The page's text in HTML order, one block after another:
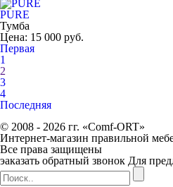
PURE
Тумба
Цена: 15 000 руб.
Первая
1
2
3
4
Последняя
© 2008 - 2026 гг. «Comf-ORT»
Интернет-магазин правильной
Все права защищены
эаказать обратный звонок Для